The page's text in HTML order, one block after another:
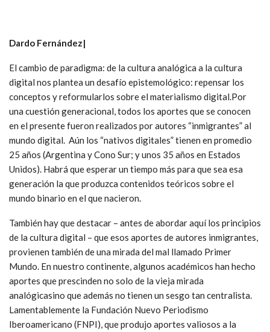
Dardo Fernández|
El cambio de paradigma: de la cultura analógica a la cultura
digital nos plantea un desafío epistemológico: repensar los
conceptos y reformularlos sobre el materialismo digital.Por
una cuestión generacional, todos los aportes que se conocen
en el presente fueron realizados por autores “inmigrantes” al
mundo digital. Aún los “nativos digitales” tienen en promedio
25 años (Argentina y Cono Sur; y unos 35 años en Estados
Unidos). Habrá que esperar un tiempo más para que sea esa
generación la que produzca contenidos teóricos sobre el
mundo binario en el que nacieron.
También hay que destacar – antes de abordar aquí los principios
de la cultura digital – que esos aportes de autores inmigrantes,
provienen también de una mirada del mal llamado Primer
Mundo. En nuestro continente, algunos académicos han hecho
aportes que prescinden no solo de la vieja mirada
analógicasino que además no tienen un sesgo tan centralista.
Lamentablemente la Fundación Nuevo Periodismo
Iberoamericano (FNPI), que produjo aportes valiosos a la